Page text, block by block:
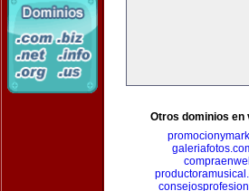
Otros dominios en